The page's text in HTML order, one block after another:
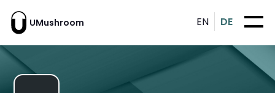
UMushroom EN DE